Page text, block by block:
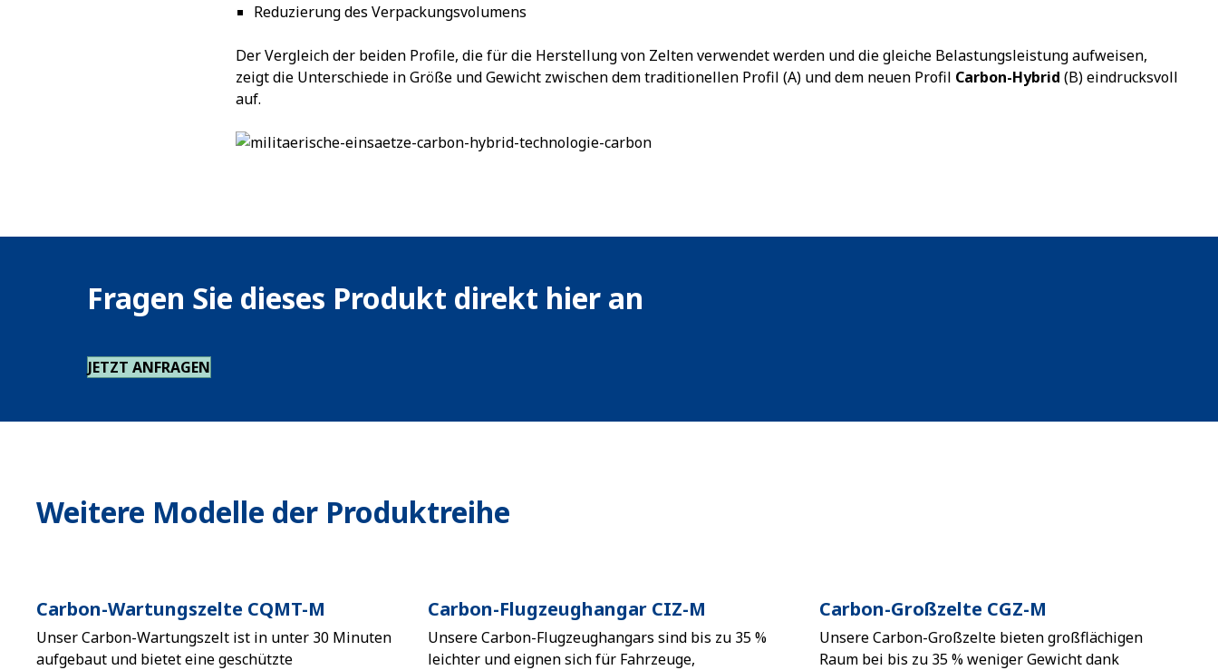
Reduzierung des Verpackungsvolumens
Der Vergleich der beiden Profile, die für die Herstellung von Zelten verwendet werden und die gleiche Belastungsleistung aufweisen,
zeigt die Unterschiede in Größe und Gewicht zwischen dem traditionellen Profil (A) und dem neuen Profil Carbon-Hybrid (B) eindrucksvoll
auf.
Fragen Sie dieses Produkt direkt hier an
JETZT ANFRAGEN
Weitere Modelle der Produktreihe
Carbon-Wartungszelte CQMT-M
Unser Carbon-Wartungszelt ist in unter 30 Minuten
aufgebaut und bietet eine geschützte
Carbon-Flugzeughangar CIZ-M
Unsere Carbon-Flugzeughangars sind bis zu 35 %
leichter und eignen sich für Fahrzeuge,
Carbon-Großzelte CGZ-M
Unsere Carbon-Großzelte bieten großflächigen
Raum bei bis zu 35 % weniger Gewicht dank